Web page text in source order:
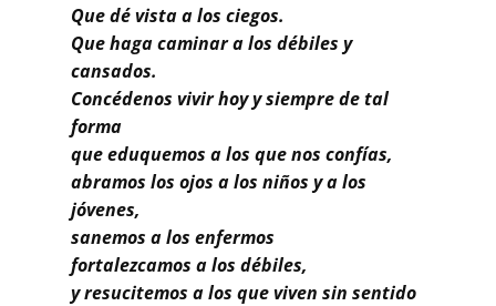
Que dé vista a los ciegos.
Que haga caminar a los débiles y
cansados.
Concédenos vivir hoy y siempre de tal
forma
que eduquemos a los que nos confías,
abramos los ojos a los niños y a los
jóvenes,
sanemos a los enfermos
fortalezcamos a los débiles,
y resucitemos a los que viven sin sentido